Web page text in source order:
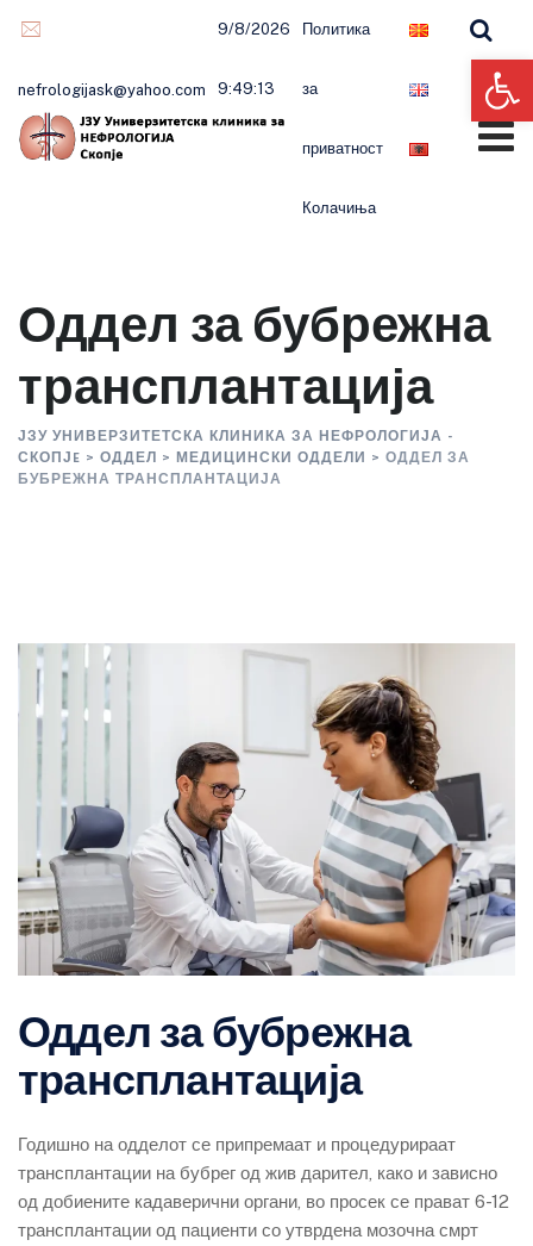
nefrologijask@yahoo.com
9/8/2026
9:49:14
Политика
за
приватност
Колачиња
Оддел за бубрежна
трансплантација
ЈЗУ УНИВЕРЗИТЕТСКА КЛИНИКА ЗА НЕФРОЛОГИЈА -
СКОПЈE > ОДДЕЛ > МЕДИЦИНСКИ ОДДЕЛИ > ОДДЕЛ ЗА
БУБРЕЖНА ТРАНСПЛАНТАЦИЈА
Оддел за бубрежна
трансплантација
Годишно на одделот се припремаат и процедурираат
трансплантации на бубрег од жив дарител, како и зависно
од добиените кадаверични органи, во просек се прават 6-12
трансплантации од пациенти со утврдена мозочна смрт